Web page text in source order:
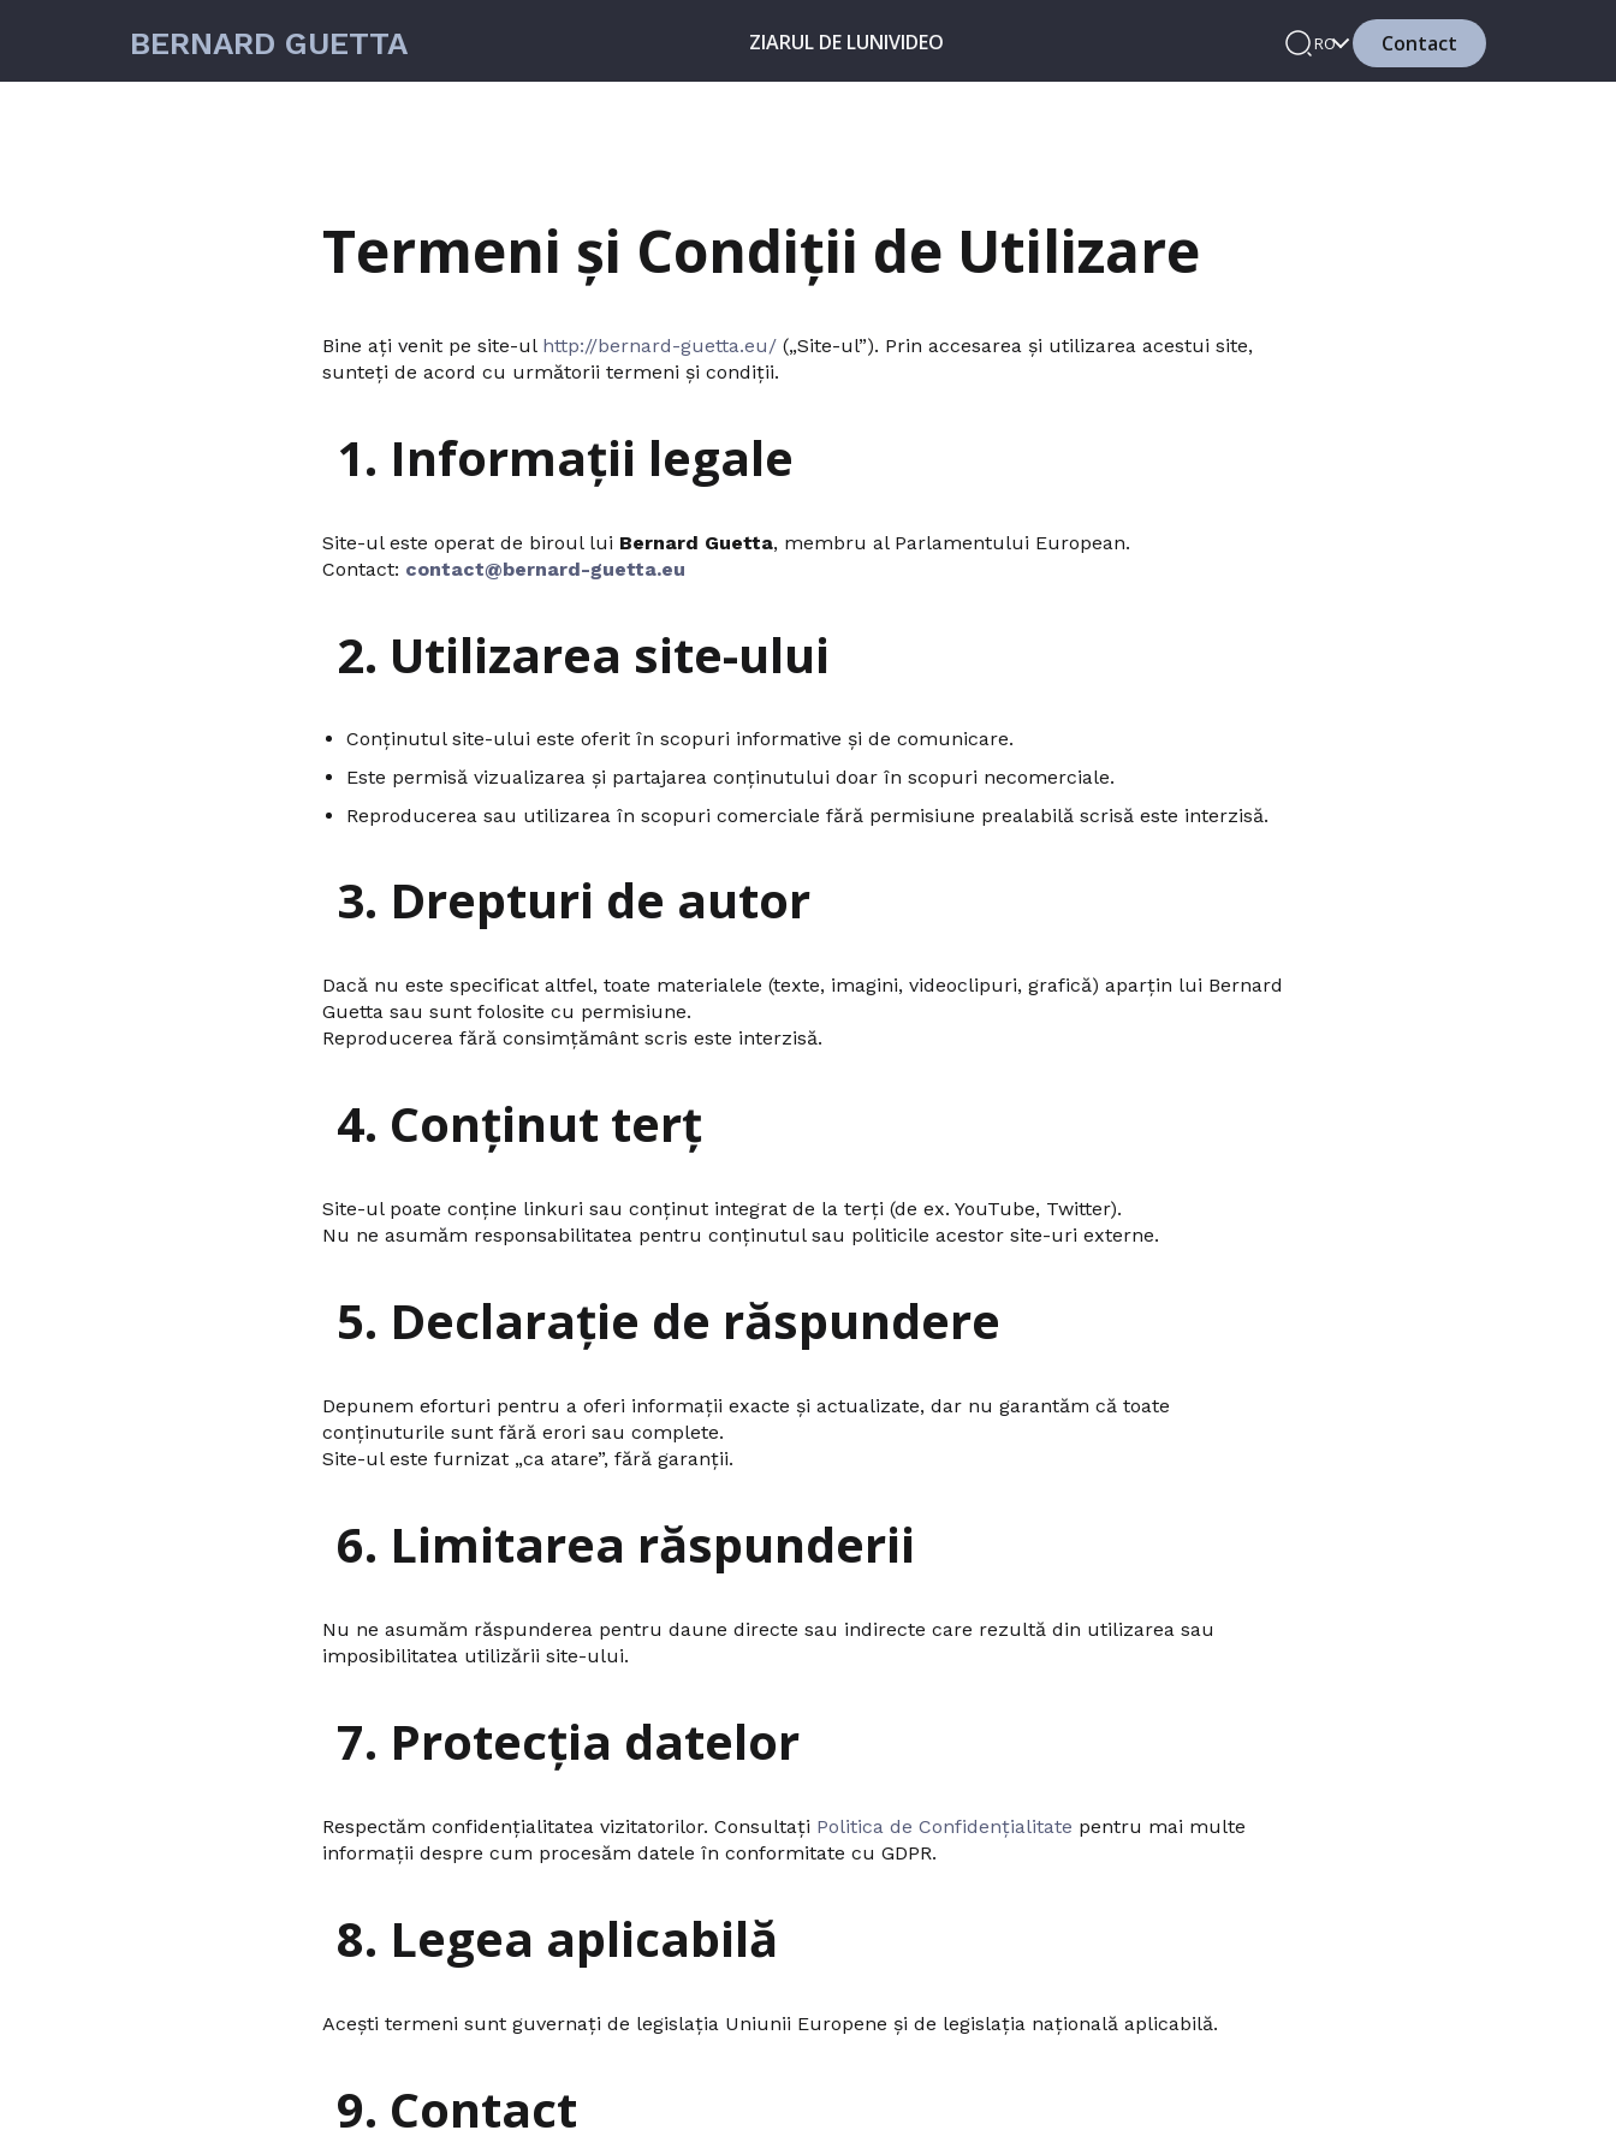
BERNARD GUETTA ZIARUL DE LUNIVIDEO RO Contact
Termeni și Condiții de Utilizare
Bine ați venit pe site-ul http://bernard-guetta.eu/ („Site-ul”). Prin accesarea și utilizarea acestui site,
sunteți de acord cu următorii termeni și condiții.
1. Informații legale
Site-ul este operat de biroul lui Bernard Guetta, membru al Parlamentului European.
Contact: contact@bernard-guetta.eu
2. Utilizarea site-ului
Conținutul site-ului este oferit în scopuri informative și de comunicare.
Este permisă vizualizarea și partajarea conținutului doar în scopuri necomerciale.
Reproducerea sau utilizarea în scopuri comerciale fără permisiune prealabilă scrisă este interzisă.
3. Drepturi de autor
Dacă nu este specificat altfel, toate materialele (texte, imagini, videoclipuri, grafică) aparțin lui Bernard
Guetta sau sunt folosite cu permisiune.
Reproducerea fără consimțământ scris este interzisă.
4. Conținut terț
Site-ul poate conține linkuri sau conținut integrat de la terți (de ex. YouTube, Twitter).
Nu ne asumăm responsabilitatea pentru conținutul sau politicile acestor site-uri externe.
5. Declarație de răspundere
Depunem eforturi pentru a oferi informații exacte și actualizate, dar nu garantăm că toate
conținuturile sunt fără erori sau complete.
Site-ul este furnizat „ca atare”, fără garanții.
6. Limitarea răspunderii
Nu ne asumăm răspunderea pentru daune directe sau indirecte care rezultă din utilizarea sau
imposibilitatea utilizării site-ului.
7. Protecția datelor
Respectăm confidențialitatea vizitatorilor. Consultați Politica de Confidențialitate pentru mai multe
informații despre cum procesăm datele în conformitate cu GDPR.
8. Legea aplicabilă
Acești termeni sunt guvernați de legislația Uniunii Europene și de legislația națională aplicabilă.
9. Contact